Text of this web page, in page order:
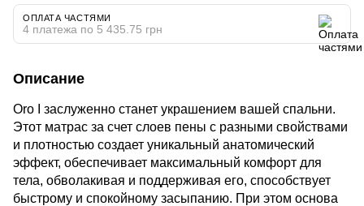
ОПЛАТА ЧАСТЯМИ
4 платежа по 5 435.75 грн
Описание
Oro I заслуженно станет украшением вашей спальни.
Этот матрас за счет слоев пены с разными свойствами
и плотностью создает уникальный анатомический
эффект, обеспечивает максимальный комфорт для
тела, обволакивая и поддерживая его, способствует
быстрому и спокойному засыпанию. При этом основа